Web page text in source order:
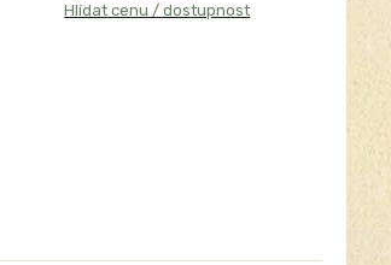
Hlídat cenu / dostupnost